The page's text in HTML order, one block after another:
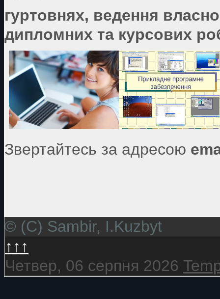
гуртовнях, ведення
дипломних та курсових
Звертайтесь за адресою
© (C) Sambir, I.Kuzbyt
↑↑↑
Четвер, 06 серпня 2026